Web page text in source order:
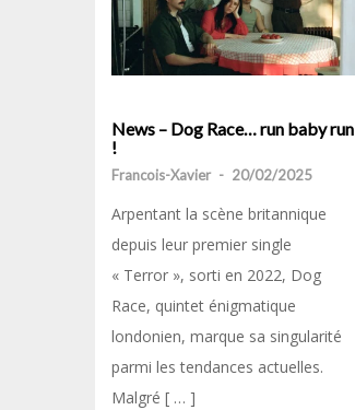
News – Dog Race… run baby run
!
Francois-Xavier - 20/02/2025
Arpentant la scène britannique
depuis leur premier single
« Terror », sorti en 2022, Dog
Race, quintet énigmatique
londonien, marque sa singularité
parmi les tendances actuelles.
Malgré [ … ]